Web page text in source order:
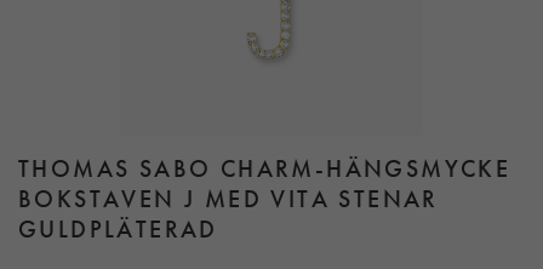
THOMAS SABO CHARM-HÄNGSMYCKE
BOKSTAVEN J MED VITA STENAR
GULDPLÄTERAD